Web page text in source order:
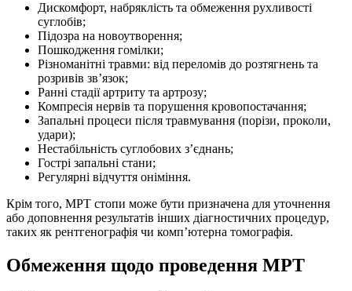
Дискомфорт, набряклість та обмеження рухливості
суглобів;
Підозра на новоутворення;
Пошкодження гомілки;
Різноманітні травми: від переломів до розтягнень та
розривів зв’язок;
Ранні стадії артриту та артрозу;
Компресія нервів та порушення кровопостачання;
Запальні процеси після травмування (порізи, проколи,
удари);
Нестабільність суглобових з’єднань;
Гострі запальні стани;
Регулярні відчуття оніміння.
Крім того, МРТ стопи може бути призначена для уточнення
або доповнення результатів інших діагностичних процедур,
таких як рентгенографія чи комп’ютерна томографія.
Обмеження щодо проведення МРТ